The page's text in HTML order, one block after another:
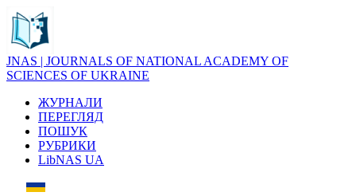
JNAS | JOURNALS OF NATIONAL ACADEMY OF
SCIENCES OF UKRAINE
ЖУРНАЛИ
ПЕРЕГЛЯД
ПОШУК
РУБРИКИ
LibNAS UA